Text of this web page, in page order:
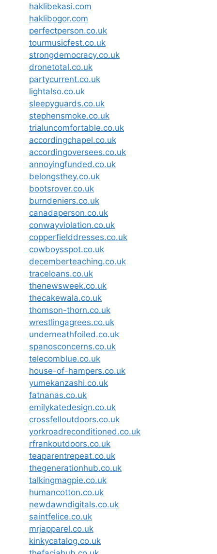
haklibekasi.com
haklibogor.com
perfectperson.co.uk
tourmusicfest.co.uk
strongdemocracy.co.uk
dronetotal.co.uk
partycurrent.co.uk
lightalso.co.uk
sleepyguards.co.uk
stephensmoke.co.uk
trialuncomfortable.co.uk
accordingchapel.co.uk
accordingoversees.co.uk
annoyingfunded.co.uk
belongsthey.co.uk
bootsrover.co.uk
burndeniers.co.uk
canadaperson.co.uk
conwayviolation.co.uk
copperfielddresses.co.uk
cowboysspot.co.uk
decemberteaching.co.uk
traceloans.co.uk
thenewsweek.co.uk
thecakewala.co.uk
thomson-thorn.co.uk
wrestlingagrees.co.uk
underneathfoiled.co.uk
spanosconcerns.co.uk
telecomblue.co.uk
house-of-hampers.co.uk
yumekanzashi.co.uk
fatnanas.co.uk
emilykatedesign.co.uk
crossfelloutdoors.co.uk
yorkroadreconditioned.co.uk
rfrankoutdoors.co.uk
teaparentrepeat.co.uk
thegenerationhub.co.uk
talkingmagpie.co.uk
humancotton.co.uk
newdawndigitals.co.uk
saintfelice.co.uk
mrjapparel.co.uk
kinkycatalog.co.uk